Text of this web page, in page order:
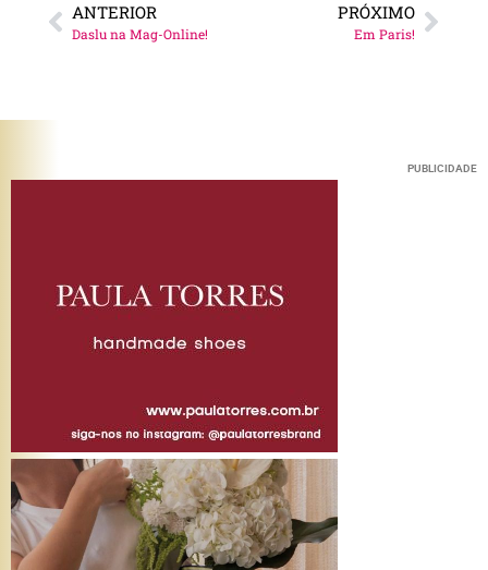
ANTERIOR
Daslu na Mag-Online!
PRÓXIMO
Em Paris!
PUBLICIDADE